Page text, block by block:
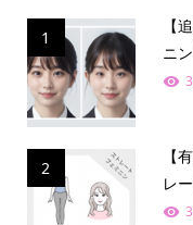
1
【
ニ
2
【
レ